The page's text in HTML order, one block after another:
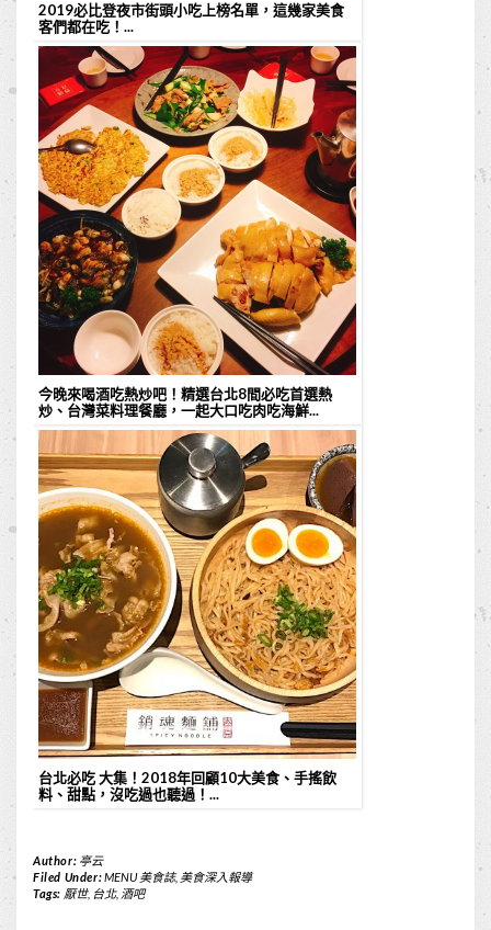
2019必比登夜市街頭小吃上榜名單，這幾家美食
客們都在吃！...
今晚來喝酒吃熱炒吧！精選台北8間必吃首選熱
炒、台灣菜料理餐廳，一起大口吃肉吃海鮮...
台北必吃 大集！2018年回顧10大美食、手搖飲
料、甜點，沒吃過也聽過！...
Author: 亭云
Filed Under:MENU 美食誌, 美食深入報導
Tags: 厭世, 台北, 酒吧